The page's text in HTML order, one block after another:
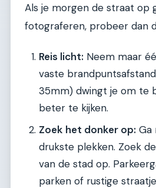
Als je morgen de straat op
fotograferen, probeer dan
Reis licht: Neem maar
vaste
35mm) dwingt je om te
beter te kijken.
Zoek het donker op: Ga
drukste plekken. Zoek
van de stad op.
parken of rustige